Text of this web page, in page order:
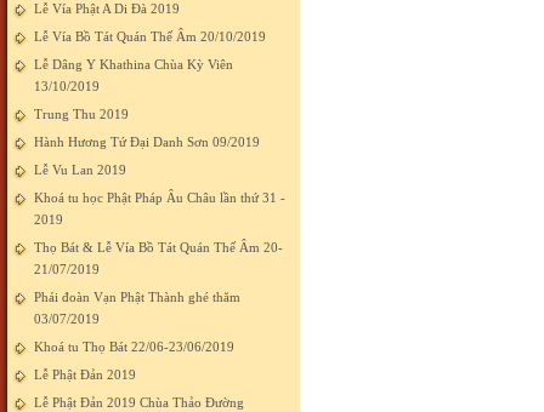
Lễ Vía Phật A Di Đà 2019
Lễ Vía Bồ Tát Quán Thế Âm 20/10/2019
Lễ Dâng Y Khathina Chùa Kỳ Viên
13/10/2019
Trung Thu 2019
Hành Hương Tứ Đại Danh Sơn 09/2019
Lễ Vu Lan 2019
Khoá tu học Phật Pháp Âu Châu lần thứ 31 -
2019
Thọ Bát & Lễ Vía Bồ Tát Quán Thế Âm 20-
21/07/2019
Phái đoàn Vạn Phật Thành ghé thăm
03/07/2019
Khoá tu Thọ Bát 22/06-23/06/2019
Lễ Phật Đản 2019
Lễ Phật Đản 2019 Chùa Thảo Đường